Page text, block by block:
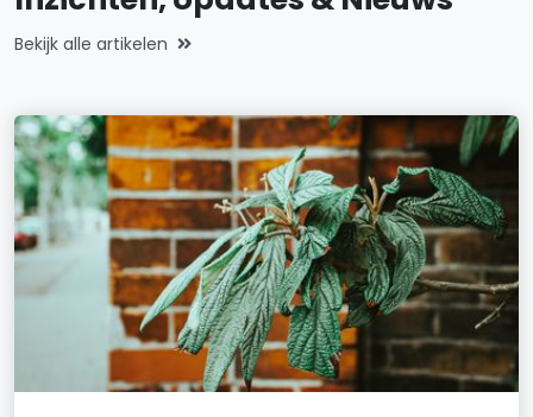
Bekijk alle artikelen